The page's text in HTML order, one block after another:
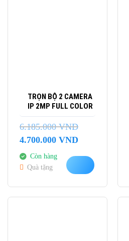
TRỌN BỘ 2 CAMERA
IP 2MP FULL COLOR
6.185.000VND
Giá
là:
6.185.000 VND.
4.700.000 VNDGiá
Còn hàng
Quà tặng